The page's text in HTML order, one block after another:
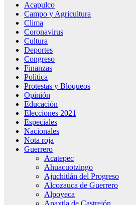
Acapulco
Campo y Agricultura
Clima
Coronavirus
Cultura
Deportes
Congreso
Finanzas
Política
Protestas y Bloqueos
Opinión
Educación
Elecciones 2021
Especiales
Nacionales
Nota roja
Guerrero
Acatepec
Ahuacuotzingo
Ajuchitlán del Progreso
Alcozauca de Guerrero
Alpoyeca
Apaxtla de Castrejón